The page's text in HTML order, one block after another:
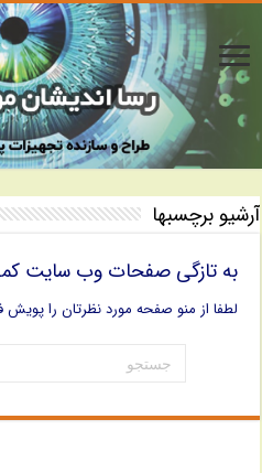
آرشیو برچسبها
به تازگی صفحات وب سایت
لطفا از منو صفحه مورد نظرتان را پویش